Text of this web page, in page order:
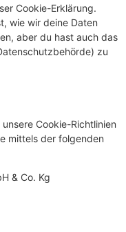
Cookie-Erklärung.
wie wir deine Daten
aber du hast auch das
zu
Cookie-Richtlinien
mittels der folgenden
& Co. Kg